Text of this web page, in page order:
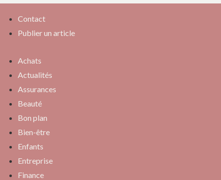
Contact
Publier un article
Achats
Actualités
Assurances
Beauté
Bon plan
Bien-être
Enfants
Entreprise
Finance